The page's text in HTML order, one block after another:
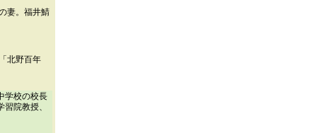
妻。福井鯖
北野百年
学校の校長
院教授、